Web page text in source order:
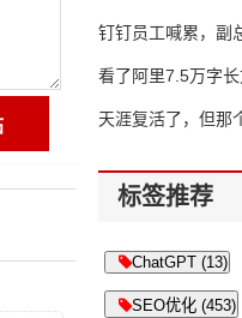
钉钉员工喊累，副
了
看了阿里7.5万字
天涯复活了，但那
标签推荐
ChatGPT (13)
SEO优化 (453)